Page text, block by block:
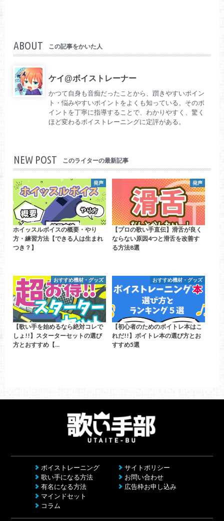
ABOUT この記事をかいた人
ケイ@ボイストレーナー
かつて自身も音痴だったことから、躓きやすいポイン
ト・悩みやすいポイントをよくも知っている。そのポ
イントを丁寧に指導することで、わかりやすく、驚く
ほど変わるボイストレーニングに定評がある。
NEW POST このライターの最新記事
発声
ホイッスルボイスの概要・やり
方・練習方法【できる人は生まれ
つき？】
発声
【プロの歌い手直伝】滑舌が良く
ならない原因4つと滑舌を改善す
る方法8選
おすすめ機材・グッズ
【歌い手を始めるなら絶対コレで
しょ!!】スターターセットの選び
方とおすすめ【…
おすすめ機材・グッズ
【初心者のためのボイトレ本はこ
れだ!!】ボイトレ本の選び方とお
すすめ5選
ボイストレーニング
歌い手になる方法
有名になる方法
マインドセット
コラム
サイトポリシー
お問い合わせ
広告枠お申し込み